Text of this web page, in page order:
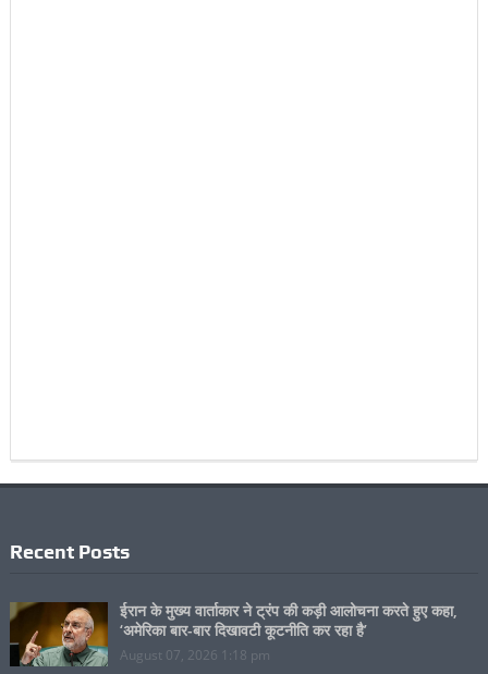
Recent Posts
ईरान के मुख्य वार्ताकार ने ट्रंप की कड़ी आलोचना करते हुए कहा,
‘अमेरिका बार-बार दिखावटी कूटनीति कर रहा है’
August 07, 2026 1:18 pm